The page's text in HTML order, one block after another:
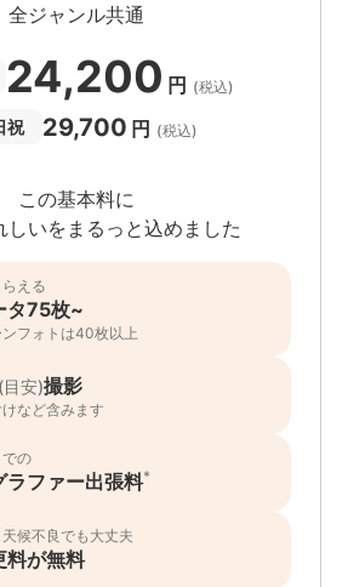
全ジャンル共通
24,200 円 (税込)
祝 29,700 円 (税込)
この基本料に
しいをまるっと込めました
える
タ75枚~
ンフォトは40枚以上
(目安)撮影
など含みます
の
ラファー出張料*
候不良でも大丈夫
料が無料